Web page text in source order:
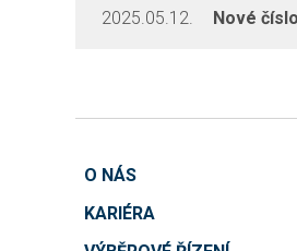
2025.05.12.
Nové
O NÁS
KARIÉRA